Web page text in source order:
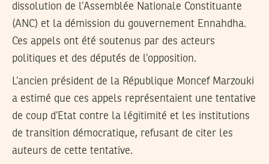
dissolution de l’Assemblée Nationale Constituante
(ANC) et la démission du gouvernement Ennahdha.
Ces appels ont été soutenus par des acteurs
politiques et des députés de l’opposition.
L’ancien président de la République Moncef Marzouki
a estimé que ces appels représentaient une tentative
de coup d’Etat contre la légitimité et les institutions
de transition démocratique, refusant de citer les
auteurs de cette tentative.